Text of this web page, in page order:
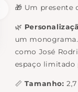
🎁 Um presente
🌿
um
como José
espaço limitado
📏 Tamanho: